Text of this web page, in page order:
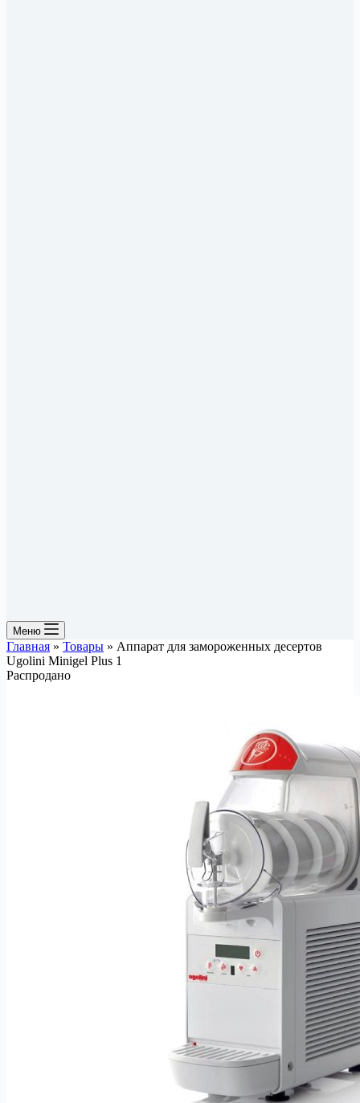
Меню
Главная » Товары » Аппарат для замороженных десертов
Ugolini Minigel Plus 1
Распродано